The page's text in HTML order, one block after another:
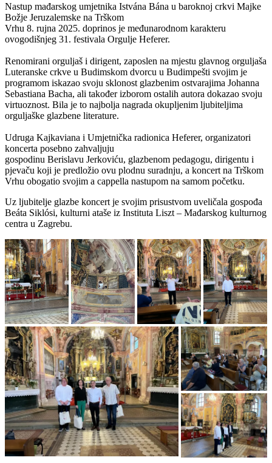
Nastup mađarskog umjetnika Istvána Bána u baroknoj crkvi Majke
Božje Jeruzalemske na Trškom
Vrhu 8. rujna 2025. doprinos je međunarodnom karakteru
ovogodišnjeg 31. festivala Orgulje Heferer.
Renomirani orguljaš i dirigent, zaposlen na mjestu glavnog orguljaša
Luteranske crkve u Budimskom dvorcu u Budimpešti svojim je
programom iskazao svoju sklonost glazbenim ostvarajima Johanna
Sebastiana Bacha, ali također izborom ostalih autora dokazao svoju
virtuoznost. Bila je to najbolja nagrada okupljenim ljubiteljima
orguljaške glazbene literature.
Udruga Kajkaviana i Umjetnička radionica Heferer, organizatori
koncerta posebno zahvaljuju
gospodinu Berislavu Jerkoviću, glazbenom pedagogu, dirigentu i
pjevaču koji je predložio ovu plodnu suradnju, a koncert na Trškom
Vrhu obogatio svojim a cappella nastupom na samom početku.
Uz ljubitelje glazbe koncert je svojim prisustvom uveličala gospođa
Beáta Siklósi, kulturni ataše iz Instituta Liszt – Mađarskog kulturnog
centra u Zagrebu.